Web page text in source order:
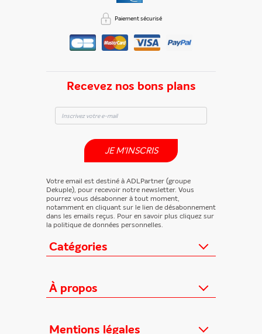
Catégories
Loisirs/Culture
À propos
Qui sommes-nous ?
Mentions légales
Recevez nos bons plans
JE M'INSCRIS
Votre email est destiné à ADLPartner (groupe
Dekuple), pour recevoir notre newsletter. Vous
pourrez vous désabonner à tout moment,
notamment en cliquant sur le lien de désabonnement
dans les emails reçus. Pour en savoir plus cliquez sur
la politique de données personnelles.
Paiement sécurisé